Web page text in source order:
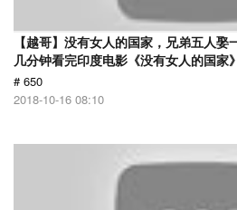
【越哥】没有女人的国家，兄弟五人娶
几分钟看完印度电影《没有女人的国家》
# 650
2018-10-16 08:10